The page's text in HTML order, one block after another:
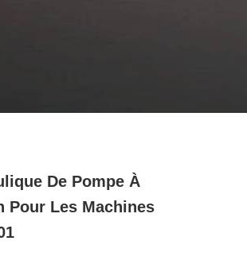
De Pompe À
Pour Les Machines